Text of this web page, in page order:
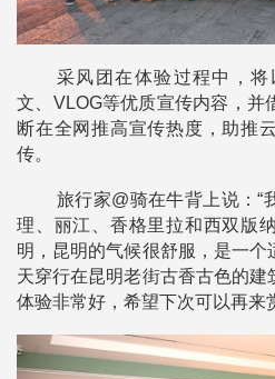
采风团在体验过程中，
文、VLOG等优质宣传内容，并
断在全网推高宣传热度，助推
传。
旅行家@骑在牛背上说：“
理、丽江、香格里拉和西双版
明，昆明的气候很舒服，是一
天穿行在昆明老街古香古色的建
体验非常好，希望下次可以再来